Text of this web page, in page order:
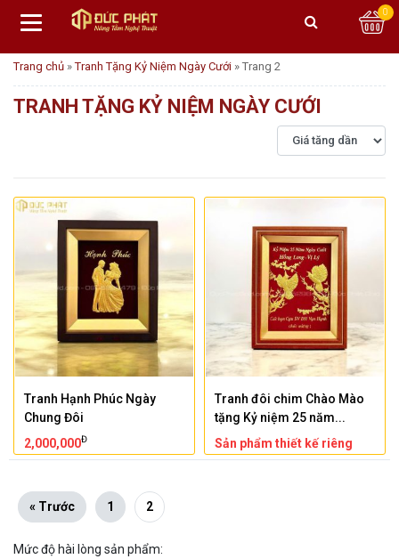
0
Trang chủ »Tranh Tặng Kỷ Niệm Ngày Cưới » Trang 2
TRANH TẶNG KỶ NIỆM NGÀY CƯỚI
Tranh Hạnh Phúc Ngày
Chung Đôi
2,000,000Đ
Tranh đôi chim Chào Mào
tặng Kỷ niệm 25 năm...
Sản phẩm thiết kế riêng
« Trước 1 2
Mức độ hài lòng sản phẩm: